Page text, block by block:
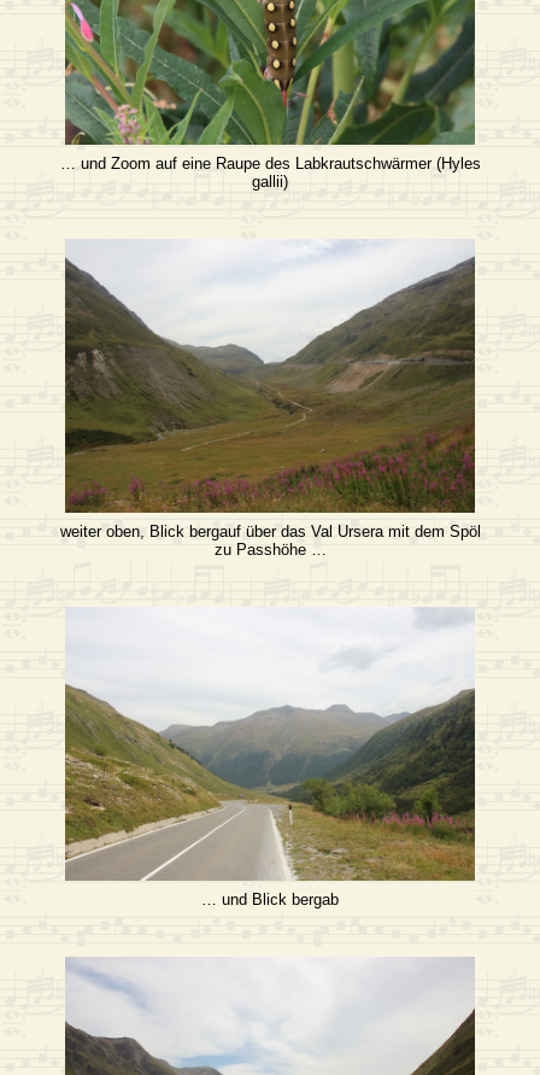
… und Zoom auf eine Raupe des Labkrautschwärmer (Hyles
gallii)
weiter oben, Blick bergauf über das Val Ursera mit dem Spöl
zu Passhöhe …
… und Blick bergab